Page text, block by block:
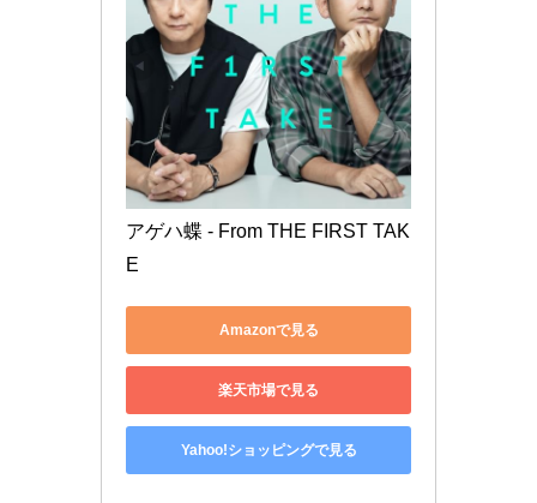
アゲハ蝶 - From THE FIRST TAK
E
Amazonで見る
楽天市場で見る
Yahoo!ショッピングで見る